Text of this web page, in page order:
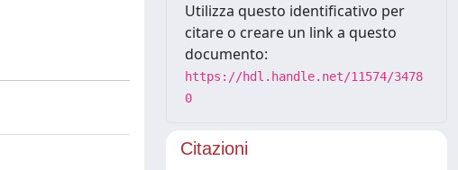
Utilizza questo identificativo per
citare o creare un link a questo
documento:
https://hdl.handle.net/11574/3478
0
Citazioni